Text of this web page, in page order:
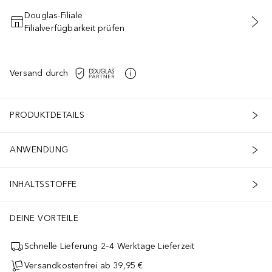
IN DEN WARENKORB
Douglas-Filiale
Filialverfügbarkeit prüfen
Versand durch
PRODUKTDETAILS
ANWENDUNG
INHALTSSTOFFE
DEINE VORTEILE
Schnelle Lieferung 2–4 Werktage Lieferzeit
Versandkostenfrei ab 39,95 €